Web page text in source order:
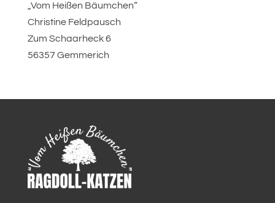
„Vom Heißen Bäumchen“
Christine Feldpausch
Zum Schaarheck 6
56357 Gemmerich